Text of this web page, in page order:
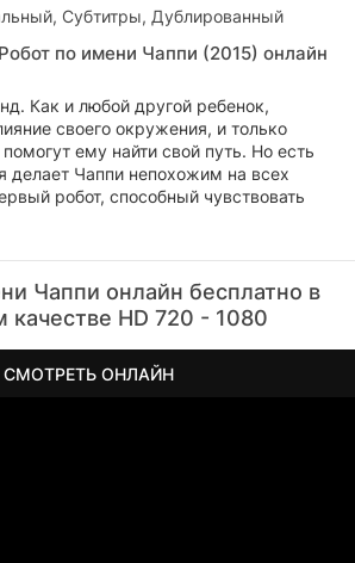
Субтитры, Дублированный
по имени Чаппи (2015) онлайн
Как и любой другой ребенок,
своего окружения, и только
ему найти свой путь. Но есть
делает Чаппи непохожим на всех
робот, способный чувствовать
Чаппи онлайн бесплатно в
качестве HD 720 - 1080
СМОТРЕТЬ ОНЛАЙН